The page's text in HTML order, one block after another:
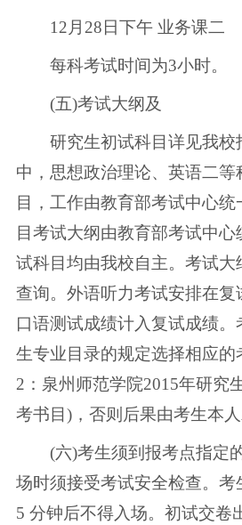
12月28日下午 业务课二
每科考试时间为3小时。
(五)考试大纲及
研究生初试科目详见我校
中，思想政治理论、英语二
目，工作由教育部考试中心
目考试大纲由教育部考试中
试科目均由我校自主。考试大
查询。外语听力考试安排在复
口语测试成绩计入复试成绩
生专业目录的规定选择相应的
2：泉州师范学院2015年研究
考书目)，否则后果由考生本人
(六)考生须到报考点指定的
场时须接受考试安全检查。考
5 分钟后不得入场。初试交卷